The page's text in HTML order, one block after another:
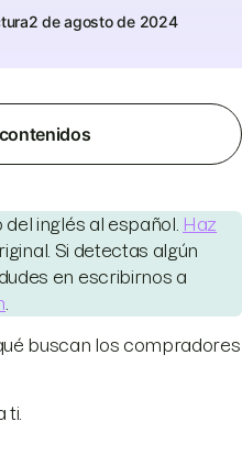
2 de agosto de 2024
inglés al español. Haz
Si detectas algún
en escribirnos a
buscan los compradores
ti.